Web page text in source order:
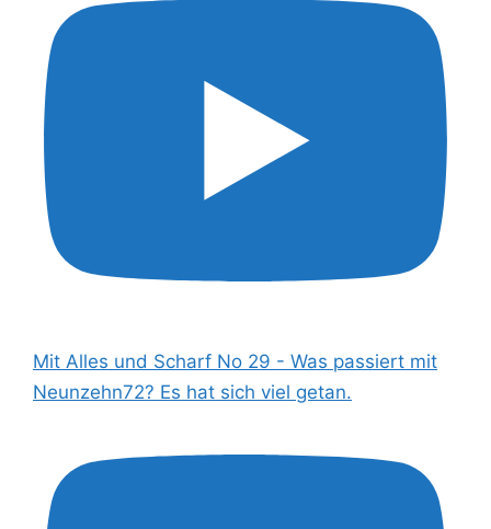
Mit Alles und Scharf No 29 - Was passiert mit
Neunzehn72? Es hat sich viel getan.